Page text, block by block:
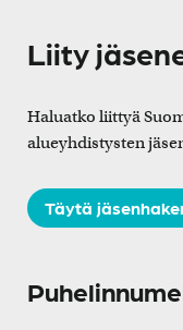
Liity
Haluatko liittyä
alueyhdistysten
Täytä